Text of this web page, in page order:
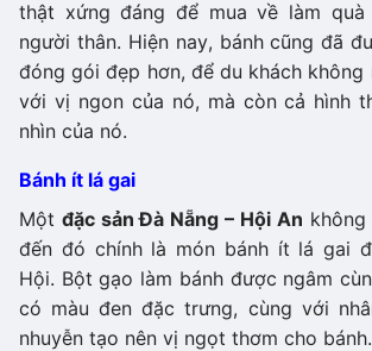
thật xứng đáng để mua về làm quà
người thân. Hiện nay, bánh cũng đã
đóng gói đẹp hơn, để du khách không
với vị ngon của nó, mà còn cả hình
nhìn của nó.
Bánh ít lá gai
Một đặc sản Đà Nẵng – Hội An không
đến đó chính là món bánh ít lá gai
Hội. Bột gạo làm bánh được ngâm
có màu đen đặc trưng, cùng với
nhuyễn tạo nên vị ngọt thơm cho bánh.